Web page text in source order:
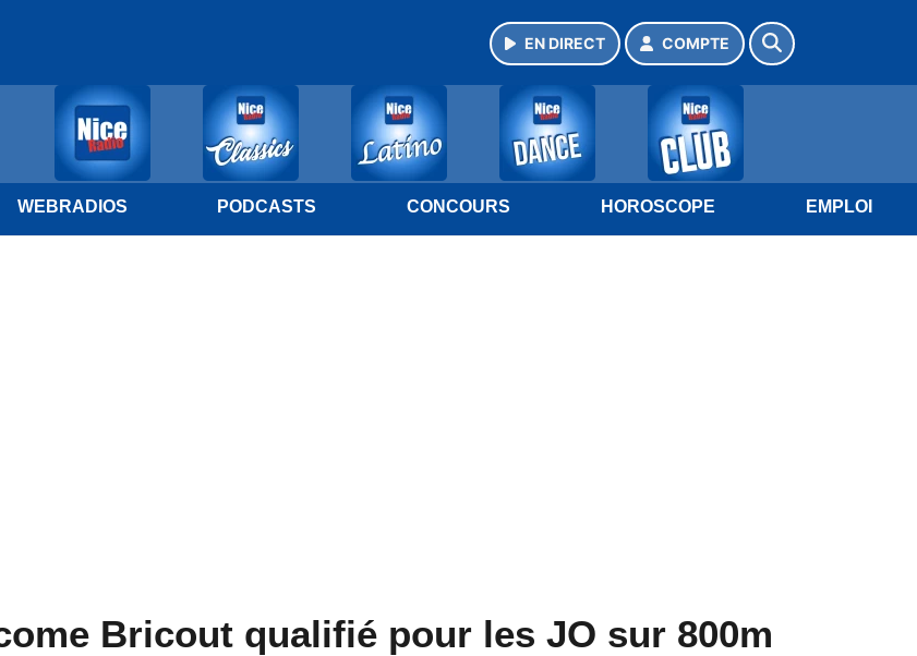
EN DIRECT COMPTE
WEBRADIOS PODCASTS CONCOURS HOROSCOPE EMPLOI
Bricout qualifié pour les JO sur 800m